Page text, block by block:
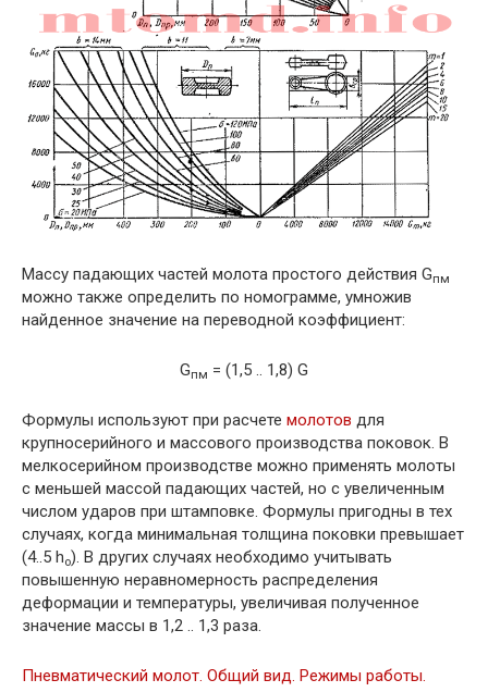
Массу падающих частей молота простого действия Gпм
можно также определить по номограмме, умножив
найденное значение на переводной коэффициент:
Gпм = (1,5 .. 1,8) G
Формулы используют при расчете молотов для
крупносерийного и массового производства поковок. В
мелкосерийном производстве можно применять молоты
с меньшей массой падающих частей, но с увеличенным
числом ударов при штамповке. Формулы пригодны в тех
случаях, когда минимальная толщина поковки превышает
(4..5 hо). В других случаях необходимо учитывать
повышенную неравномерность распределения
деформации и температуры, увеличивая полученное
значение массы в 1,2 .. 1,3 раза.
Пневматический молот. Общий вид. Режимы работы.